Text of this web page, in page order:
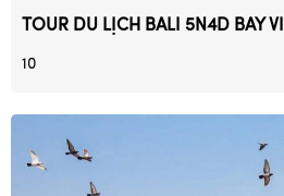
TOUR DU LỊCH BALI 5N4D BAY
10